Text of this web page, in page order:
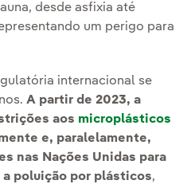
desde asfixia até
um perigo para
internacional se
A partir de 2023, a
aos microplásticos
e, paralelamente,
nas Nações Unidas para
poluição por plásticos,